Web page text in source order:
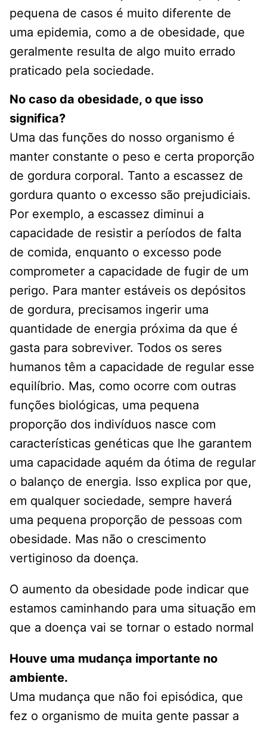
pequena de casos é muito diferente de
uma epidemia, como a de obesidade, que
geralmente resulta de algo muito errado
praticado pela sociedade.
No caso da obesidade, o que isso
significa?
Uma das funções do nosso organismo é
manter constante o peso e certa proporção
de gordura corporal. Tanto a escassez de
gordura quanto o excesso são prejudiciais.
Por exemplo, a escassez diminui a
capacidade de resistir a períodos de falta
de comida, enquanto o excesso pode
comprometer a capacidade de fugir de um
perigo. Para manter estáveis os depósitos
de gordura, precisamos ingerir uma
quantidade de energia próxima da que é
gasta para sobreviver. Todos os seres
humanos têm a capacidade de regular esse
equilíbrio. Mas, como ocorre com outras
funções biológicas, uma pequena
proporção dos indivíduos nasce com
características genéticas que lhe garantem
uma capacidade aquém da ótima de regular
o balanço de energia. Isso explica por que,
em qualquer sociedade, sempre haverá
uma pequena proporção de pessoas com
obesidade. Mas não o crescimento
vertiginoso da doença.
O aumento da obesidade pode indicar que
estamos caminhando para uma situação em
que a doença vai se tornar o estado normal
Houve uma mudança importante no
ambiente.
Uma mudança que não foi episódica, que
fez o organismo de muita gente passar a